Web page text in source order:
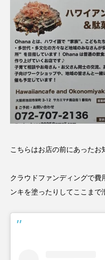
こちらはお店の前にあったお
クラウドファンディングで
ンキを塗ったりしてここまで